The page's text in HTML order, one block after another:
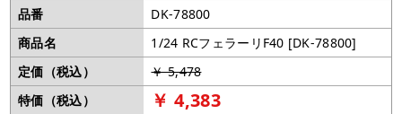
品番
DK-78800
商品名
1/24 RCフェラーリF40 [DK-78800]
定価（税込）
￥ 5,478
特価（税込）
￥ 4,383